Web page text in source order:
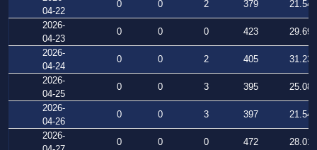
04-22
0 0 2 379
21.542
2026-
04-23
0 0 0 423
29.695
2026-
04-24
0 0 2 405
31.231
2026-
04-25
0 0 3 395
25.085
2026-
04-26
0 0 3 397
21.544
2026-
0 0 0 472
28.012